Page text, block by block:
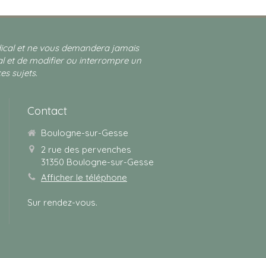
et ne vous demandera jamais
et de modifier ou interrompre un
sujets.
Contact
Boulogne-sur-Gesse
2 rue des pervenches
31350 Boulogne-sur-Gesse
Afficher le téléphone
Sur rendez-vous.